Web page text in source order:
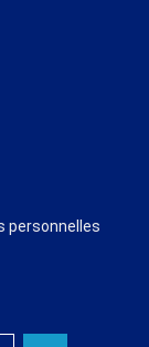
personnelles